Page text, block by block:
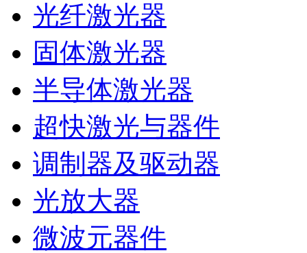
光纤激光器
固体激光器
半导体激光器
超快激光与器件
调制器及驱动器
光放大器
微波元器件